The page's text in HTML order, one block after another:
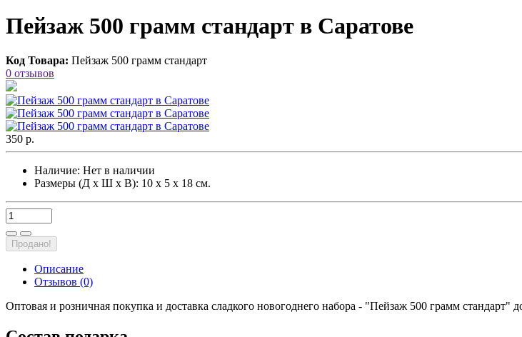
Пейзаж 500 грамм стандарт в Саратове
Код Товара: Пейзаж 500 грамм стандарт
0 отзывов
350 р.
Наличие: Нет в наличии
Размеры (Д х Ш х В): 10 х 5 х 18 см.
Продано!
Описание
Отзывов (0)
Оптовая и розничная покупка и доставка сладкого новогоднего набора - "Пейзаж 500 грамм